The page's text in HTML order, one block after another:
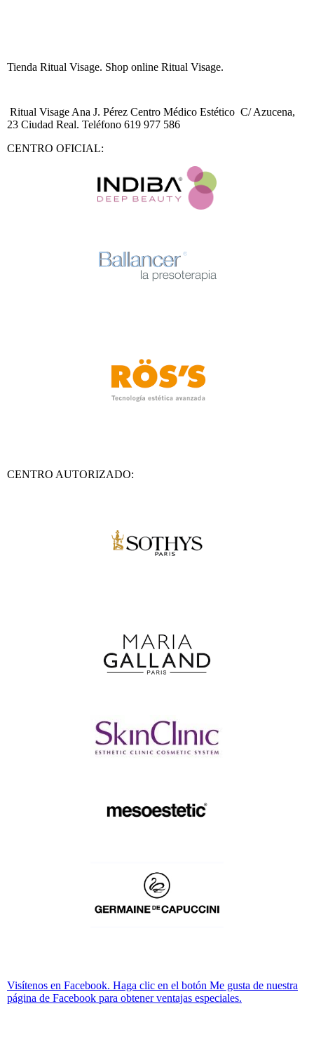
Tienda Ritual Visage. Shop online Ritual Visage.
Ritual Visage Ana J. Pérez Centro Médico Estético C/ Azucena,
23 Ciudad Real. Teléfono 619 977 586
CENTRO OFICIAL:
CENTRO AUTORIZADO:
Visítenos en Facebook. Haga clic en el botón Me gusta de nuestra
página de Facebook para obtener ventajas especiales.